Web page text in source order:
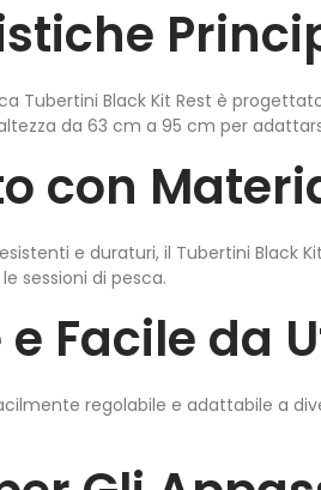
Tubertini Black Kit Rest è
da 63 cm a 95 cm per
con
e duraturi, il Tubertini Black
sessioni di pesca.
Facile da
regolabile e adattabile a